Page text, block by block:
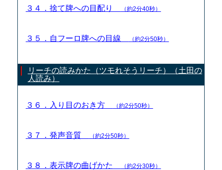
３４．捨て牌への目配り （約2分40秒）
３５．自フーロ牌への目線 （約2分50秒）
リーチの読みかた（ツモれそうリーチ）（土田の
人読み）
３６．入り目のおき方 （約2分50秒）
３７．発声音質 （約2分50秒）
３８．表示牌の曲げかた （約2分30秒）